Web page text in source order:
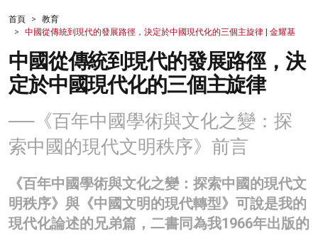
財經
生活
健康
商業
科技
影片
名家榜
灼見活動
首頁
教育
中國從傳統到現代的發展路徑，決定於中國現代化的三個主旋律 | 金耀基
中國從傳統到現代的發展路徑，決
定於中國現代化的三個主旋律
──《百年中國學術與文化之變：探
索中國的現代文明秩序》前言
《百年中國學術與文化之變：探索中國的現代文
明秩序》與《中國文明的現代轉型》可說是我的
現代化論述的兄弟篇，二書同為我1966年出版的